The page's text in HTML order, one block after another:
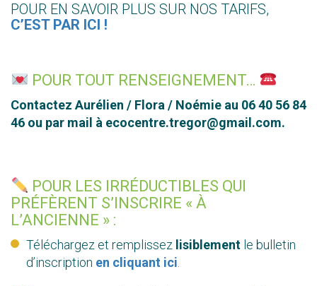
POUR EN SAVOIR PLUS SUR NOS TARIFS,
C’EST PAR ICI !
POUR TOUT RENSEIGNEMENT…
Contactez Aurélien / Flora / Noémie au ​06 40 56 84
46 ou par mail à ecocentre.tregor@gmail.com.
POUR LES IRRÉDUCTIBLES QUI
PRÉFÈRENT S’INSCRIRE « À
L’ANCIENNE » :
Téléchargez et remplissez lisiblement le bulletin
d’inscription en cliquant ici